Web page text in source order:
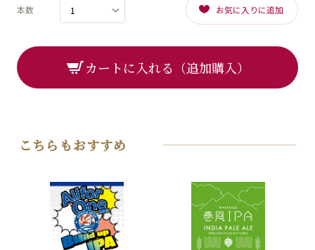
本数 お気に入りに追加
カートに入れる（追加購入）
こちらもおすすめ